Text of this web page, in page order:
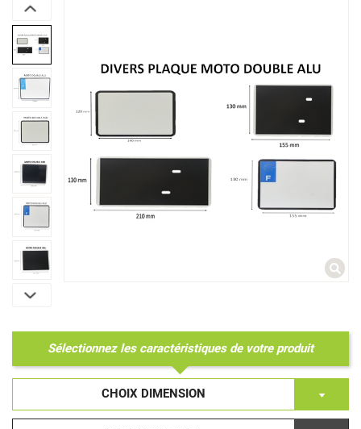
Sélectionnez les caractéristiques de votre produit
CHOIX DIMENSION